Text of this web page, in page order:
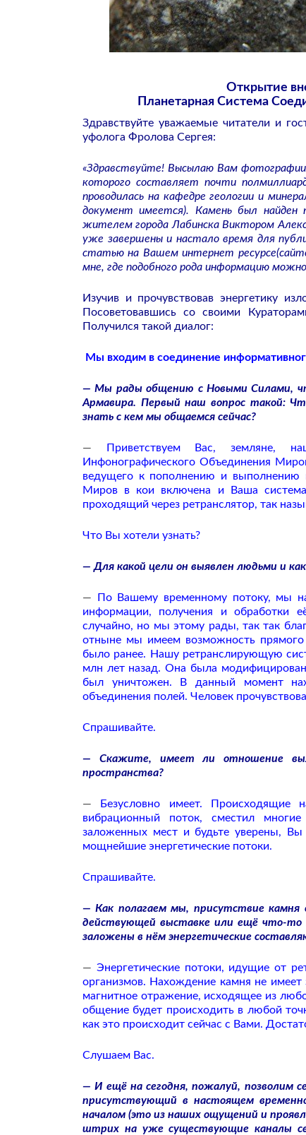
Открытие
Планетарная Система
Здравствуйте уважаемые читатели и
уфолога Фролова Сергея:
«Здравствуйте! Высылаю Вам фотографии
которого составляет почти
проводилась на кафедре геологии и
документ имеется). Камень был найден
жителем города Лабинска Виктором
уже завершены и настало время для
статью на Вашем интернет
мне, где подобного рода информацию
Изучив и прочувствовав энергетику
Посоветовавшись со своими
Получился такой диалог:
Мы входим в соединение
— Мы рады общению с Новыми Силами,
Армавира. Первый наш вопрос такой:
знать с кем мы общаемся сейчас?
— Приветствуем Вас, земляне,
Инфонографического Объединения
ведущего к пополнению и
Миров в кои включена и Ваша
проходящий через ретранслятор, так
Что Вы хотели узнать?
— Для какой цели он выявлен людьми и
— По Вашему временному потоку, мы
информации, получения и обработки
случайно, но мы этому рады, так так
отныне мы имеем возможность
было ранее. Нашу ретранслирующую
млн лет назад. Она была
был уничтожен. В данный момент
объединения полей. Человек
Спрашивайте.
— Скажите, имеет ли отношение
пространства?
— Безусловно имеет.
вибрационный поток, сместил
заложенных мест и будьте уверены,
мощнейшие энергетические потоки.
Спрашивайте.
— Как полагаем мы, присутствие камня
действующей выставке или ещё что-то
заложены в нём энергетические
— Энергетические потоки, идущие от
организмов. Нахождение камня не
магнитное отражение, исходящее из
общение будет происходить в любой
как это происходит сейчас с Вами.
Слушаем Вас.
— И ещё на сегодня, пожалуй, позволим
присутствующий в настоящем
началом (это из наших ощущений и
штрих на уже существующие каналы